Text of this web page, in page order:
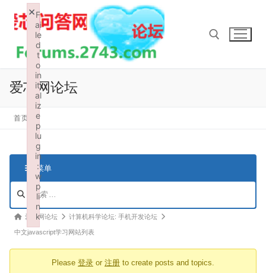
爱芯网论坛
首页
菜单
导
论
坛
爱芯网论坛 计算机科学论坛: 手机开发论坛
中文javascript学习网站列表
Please 登录 or 注册 to create posts and topics.
F
ai
le
d
t
o
in
iti
al
iz
e
p
lu
g
in
:
w
p
li
n
k
×
Failed to initialize plugin: wplink